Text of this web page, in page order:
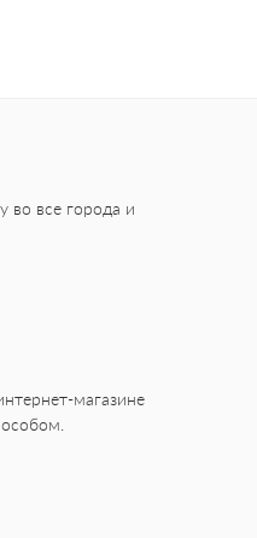
во все города и
магазине